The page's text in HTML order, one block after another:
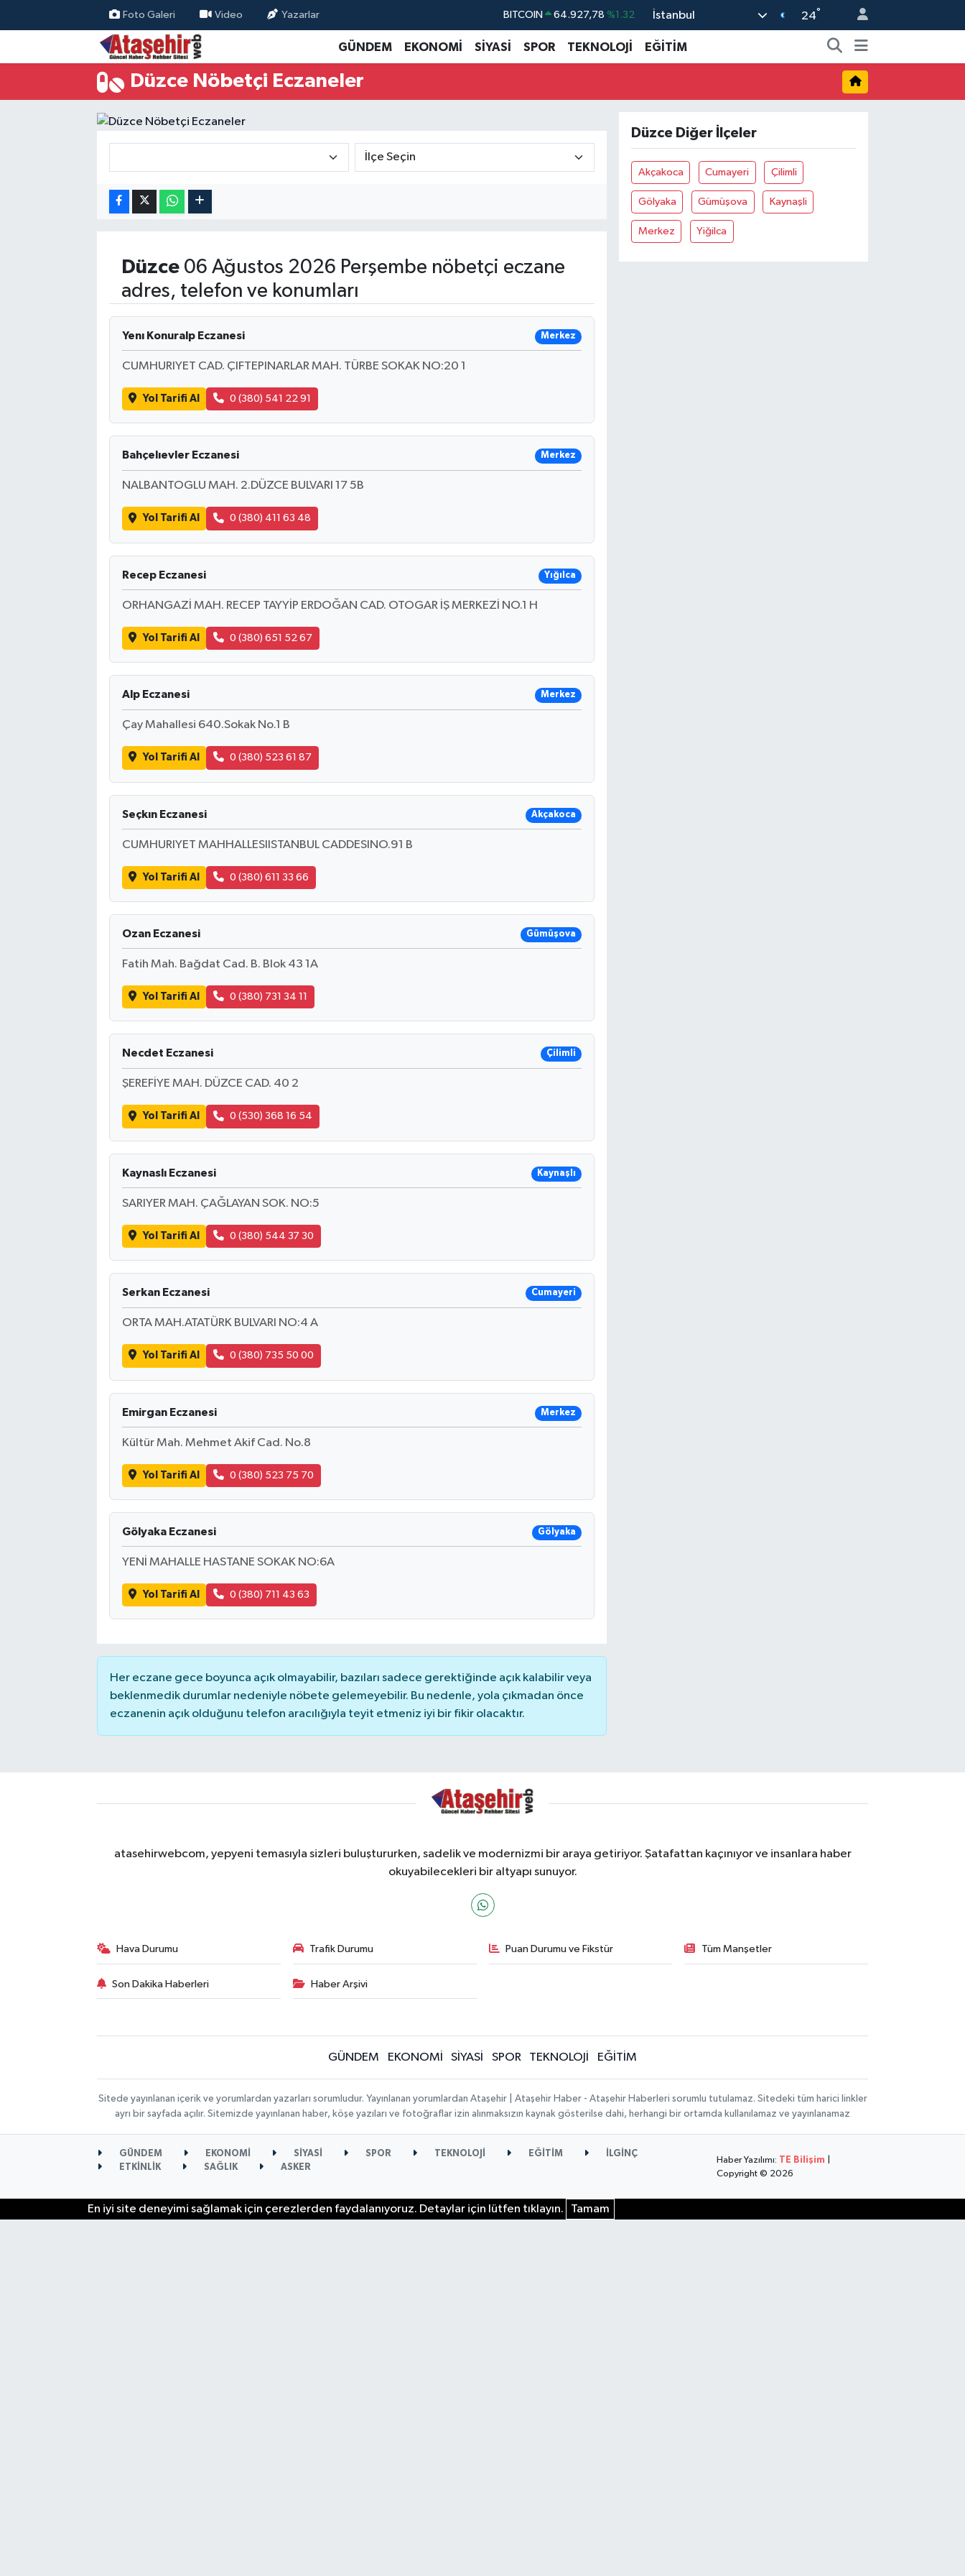
Foto Galeri Video Yazarlar BITCOIN 64.927,78 %1.32
DOLAR 47,5894 %0.08
EURO 55,0398 %-0.02
BİST100 13.703
İstanbul 24°
GÜNDEM EKONOMİ SİYASİ SPOR TEKNOLOJİ EĞİTİM
Düzce Nöbetçi Eczaneler
Düzce06 Ağustos 2026 Perşembe nöbetçi eczane
adres, telefon ve konumları
Yenı Konuralp Eczanesi Merkez
CUMHURIYET CAD. ÇIFTEPINARLAR MAH. TÜRBE SOKAK NO:20 1
Yol Tarifi Al 0 (380) 541 22 91
Bahçelıevler Eczanesi Merkez
NALBANTOGLU MAH. 2.DÜZCE BULVARI 17 5B
Yol Tarifi Al 0 (380) 411 63 48
Recep Eczanesi Yığılca
ORHANGAZİ MAH. RECEP TAYYİP ERDOĞAN CAD. OTOGAR İŞ MERKEZİ NO.1 H
Yol Tarifi Al 0 (380) 651 52 67
Alp Eczanesi Merkez
Çay Mahallesi 640.Sokak No.1 B
Yol Tarifi Al 0 (380) 523 61 87
Seçkın Eczanesi Akçakoca
CUMHURIYET MAHHALLESIISTANBUL CADDESINO.91 B
Yol Tarifi Al 0 (380) 611 33 66
Ozan Eczanesi Gümüşova
Fatih Mah. Bağdat Cad. B. Blok 43 1A
Yol Tarifi Al 0 (380) 731 34 11
Necdet Eczanesi Çilimli
ŞEREFİYE MAH. DÜZCE CAD. 40 2
Yol Tarifi Al 0 (530) 368 16 54
Kaynaslı Eczanesi Kaynaşlı
SARIYER MAH. ÇAĞLAYAN SOK. NO:5
Yol Tarifi Al 0 (380) 544 37 30
Serkan Eczanesi Cumayeri
ORTA MAH.ATATÜRK BULVARI NO:4 A
Yol Tarifi Al 0 (380) 735 50 00
Emirgan Eczanesi Merkez
Kültür Mah. Mehmet Akif Cad. No.8
Yol Tarifi Al 0 (380) 523 75 70
Gölyaka Eczanesi Gölyaka
YENİ MAHALLE HASTANE SOKAK NO:6A
Yol Tarifi Al 0 (380) 711 43 63
Her eczane gece boyunca açık olmayabilir, bazıları sadece gerektiğinde açık kalabilir veya
beklenmedik durumlar nedeniyle nöbete gelemeyebilir. Bu nedenle, yola çıkmadan önce
eczanenin açık olduğunu telefon aracılığıyla teyit etmeniz iyi bir fikir olacaktır.
Düzce Diğer İlçeler
Akçakoca Cumayeri Çilimli
Gölyaka Gümüşova Kaynaşli
Merkez Yiğilca
atasehirwebcom, yepyeni temasıyla sizleri buluştururken, sadelik ve modernizmi bir araya getiriyor. Şatafattan kaçınıyor ve insanlara haber
okuyabilecekleri bir altyapı sunuyor.
Hava Durumu Trafik Durumu Puan Durumu ve Fikstür Tüm Manşetler
Son Dakika Haberleri Haber Arşivi
GÜNDEM EKONOMİ SİYASİ SPOR TEKNOLOJİ EĞİTİM
Sitede yayınlanan içerik ve yorumlardan yazarları sorumludur. Yayınlanan yorumlardan Ataşehir | Ataşehir Haber - Ataşehir Haberleri sorumlu tutulamaz. Sitedeki tüm harici linkler
ayrı bir sayfada açılır. Sitemizde yayınlanan haber, köşe yazıları ve fotoğraflar izin alınmaksızın kaynak gösterilse dahi, herhangi bir ortamda kullanılamaz ve yayınlanamaz
GÜNDEM EKONOMİ SİYASİ SPOR TEKNOLOJİ EĞİTİM
İLGİNÇ
ETKİNLİK
SAĞLIK ASKER
Haber Yazılımı: TE Bilişim
Copyright © 2026
En iyi site deneyimi sağlamak için çerezlerden faydalanıyoruz. Detaylar için lütfen tıklayın. Tamam
Hava Durumu
Trafik Durumu
Süper Lig Puan Durumu ve Fikstür
Son Dakika Haberleri